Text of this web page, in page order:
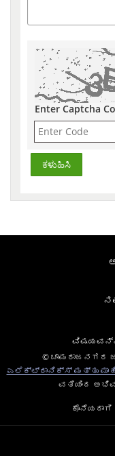
Enter Captcha
© ಚಾಮರಾಜನಗರ
ಎಲೆಕ್ಟ್ರಾನಿಕ್ಸ್ ಮತ್ತು
ವತಿಯಿಂದ